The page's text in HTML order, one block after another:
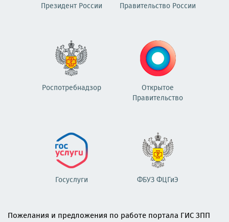
Президент России Правительство России
Роспотребнадзор
Открытое
Правительство
Госуслуги ФБУЗ ФЦГиЭ
Пожелания и предложения по работе портала ГИС ЗПП